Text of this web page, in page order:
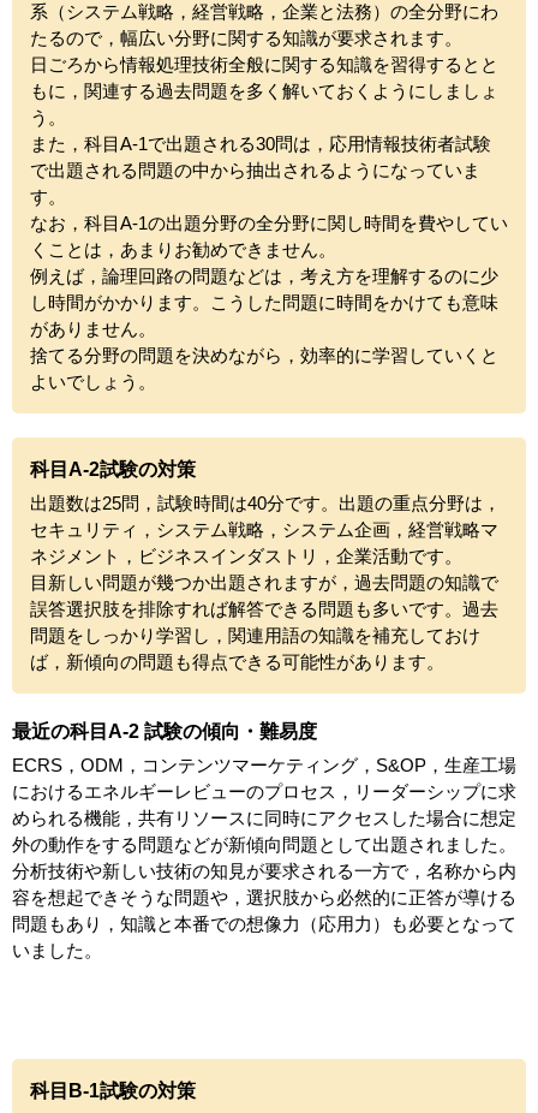
系（システム戦略，経営戦略，企業と法務）の全分野にわ
たるので，幅広い分野に関する知識が要求されます。
日ごろから情報処理技術全般に関する知識を習得するとと
もに，関連する過去問題を多く解いておくようにしましょ
う。
また，科目A-1で出題される30問は，応用情報技術者試験
で出題される問題の中から抽出されるようになっていま
す。
なお，科目A-1の出題分野の全分野に関し時間を費やしてい
くことは，あまりお勧めできません。
例えば，論理回路の問題などは，考え方を理解するのに少
し時間がかかります。こうした問題に時間をかけても意味
がありません。
捨てる分野の問題を決めながら，効率的に学習していくと
よいでしょう。
科目A-2試験の対策
出題数は25問，試験時間は40分です。出題の重点分野は，
セキュリティ，システム戦略，システム企画，経営戦略マ
ネジメント，ビジネスインダストリ，企業活動です。
目新しい問題が幾つか出題されますが，過去問題の知識で
誤答選択肢を排除すれば解答できる問題も多いです。過去
問題をしっかり学習し，関連用語の知識を補充しておけ
ば，新傾向の問題も得点できる可能性があります。
最近の科目A-2 試験の傾向・難易度
ECRS，ODM，コンテンツマーケティング，S&OP，生産工場
におけるエネルギーレビューのプロセス，リーダーシップに求
められる機能，共有リソースに同時にアクセスした場合に想定
外の動作をする問題などが新傾向問題として出題されました。
分析技術や新しい技術の知見が要求される一方で，名称から内
容を想起できそうな問題や，選択肢から必然的に正答が導ける
問題もあり，知識と本番での想像力（応用力）も必要となって
いました。
科目B-1試験の対策